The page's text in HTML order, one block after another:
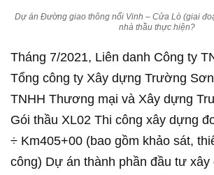
Dự án Đường giao thông nối Vinh – Cửa Lò (giai
nhà thầu thực hiện?
Tháng 7/2021, Liên danh Công ty
Tổng công ty Xây dựng Trường
TNHH Thương mại và Xây dựng
Gói thầu XL02 Thi công xây dựng
÷ Km405+00 (bao gồm khảo sát,
công) Dự án thành phần đầu tư xây